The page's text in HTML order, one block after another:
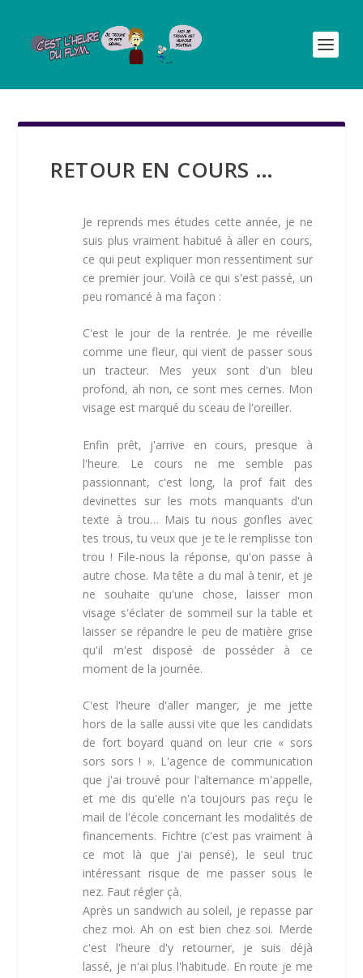
RETOUR EN COURS …
Je reprends mes études cette année, je ne
suis plus vraiment habitué à aller en cours,
ce qui peut expliquer mon ressentiment sur
ce premier jour. Voilà ce qui s'est passé, un
peu romancé à ma façon :
C'est le jour de la rentrée. Je me réveille
comme une fleur, qui vient de passer sous
un tracteur. Mes yeux sont d'un bleu
profond, ah non, ce sont mes cernes. Mon
visage est marqué du sceau de l'oreiller.
Enfin prêt, j'arrive en cours, presque à
l'heure. Le cours ne me semble pas
passionnant, c'est long, la prof fait des
devinettes sur les mots manquants d'un
texte à trou… Mais tu nous gonfles avec
tes trous, tu veux que je te le remplisse ton
trou ! File-nous la réponse, qu'on passe à
autre chose. Ma tête a du mal à tenir, et je
ne souhaite qu'une chose, laisser mon
visage s'éclater de sommeil sur la table et
laisser se répandre le peu de matière grise
qu'il m'est disposé de posséder à ce
moment de la journée.
C'est l'heure d'aller manger, je me jette
hors de la salle aussi vite que les candidats
de fort boyard quand on leur crie « sors
sors sors ! ». L'agence de communication
que j'ai trouvé pour l'alternance m'appelle,
et me dis qu'elle n'a toujours pas reçu le
mail de l'école concernant les modalités de
financements. Fichtre (c'est pas vraiment à
ce mot là que j'ai pensé), le seul truc
intéressant risque de me passer sous le
nez. Faut régler çà.
Après un sandwich au soleil, je repasse par
chez moi. Ah on est bien chez soi. Merde
c'est l'heure d'y retourner, je suis déjà
lassé, je n'ai plus l'habitude. En route je me